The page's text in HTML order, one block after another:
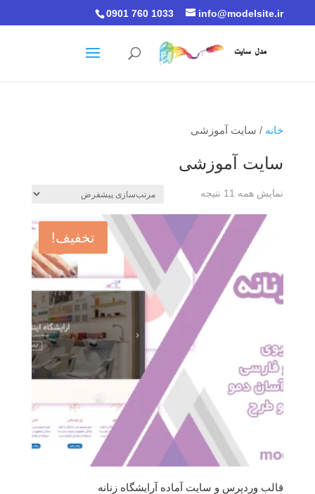
0901 760 1033 info@modelsite.ir
خانه / سایت آموزشی
سایت آموزشی
نمایش همه 11 نتیجه
تخفیف!
قالب وردپرس و سایت آماده آرایشگاه زنانه